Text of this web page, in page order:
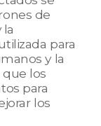
de
la
para
y la
los
para
los